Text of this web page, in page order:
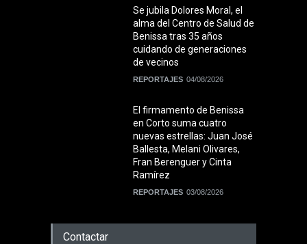
Se jubila Dolores Moral, el
alma del Centro de Salud de
Benissa tras 35 años
cuidando de generaciones
de vecinos
REPORTAJES 04/08/2026
El firmamento de Benissa
en Corto suma cuatro
nuevas estrellas: Juan José
Ballesta, Melani Olivares,
Fran Berenguer y Cinta
Ramírez
REPORTAJES 03/08/2026
Contactar